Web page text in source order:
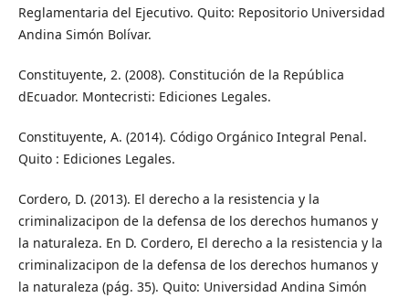
Reglamentaria del Ejecutivo. Quito: Repositorio Universidad
Andina Simón Bolívar.
Constituyente, 2. (2008). Constitución de la República
dEcuador. Montecristi: Ediciones Legales.
Constituyente, A. (2014). Código Orgánico Integral Penal.
Quito : Ediciones Legales.
Cordero, D. (2013). El derecho a la resistencia y la
criminalizacipon de la defensa de los derechos humanos y
la naturaleza. En D. Cordero, El derecho a la resistencia y la
criminalizacipon de la defensa de los derechos humanos y
la naturaleza (pág. 35). Quito: Universidad Andina Simón